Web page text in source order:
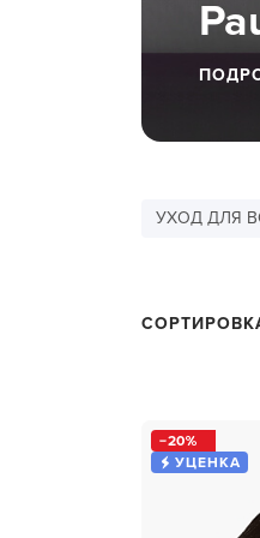
УХОД ДЛЯ
20
УЦЕНКА